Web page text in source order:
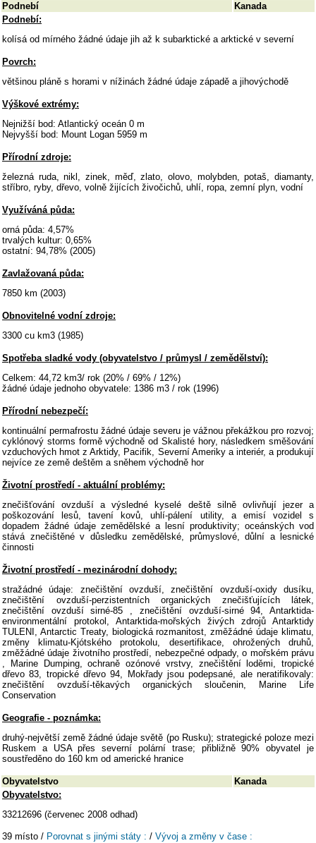
Podnebí
Kanada
Podnebí:
kolísá od mírného žádné údaje jih až k subarktické a arktické v severní
Povrch:
většinou pláně s horami v nížinách žádné údaje západě a jihovýchodě
Výškové extrémy:
Nejnižší bod: Atlantický oceán 0 m
Nejvyšší bod: Mount Logan 5959 m
Přírodní zdroje:
železná ruda, nikl, zinek, měď, zlato, olovo, molybden, potaš, diamanty,
stříbro, ryby, dřevo, volně žijících živočichů, uhlí, ropa, zemní plyn, vodní
Využíváná půda:
orná půda: 4,57%
trvalých kultur: 0,65%
ostatní: 94,78% (2005)
Zavlažovaná půda:
7850 km (2003)
Obnovitelné vodní zdroje:
3300 cu km3 (1985)
Spotřeba sladké vody (obyvatelstvo / průmysl / zemědělství):
Celkem: 44,72 km3/ rok (20% / 69% / 12%)
žádné údaje jednoho obyvatele: 1386 m3 / rok (1996)
Přírodní nebezpečí:
kontinuální permafrostu žádné údaje severu je vážnou překážkou pro rozvoj;
cyklónový storms formě východně od Skalisté hory, následkem směšování
vzduchových hmot z Arktidy, Pacifik, Severní Ameriky a interiér, a produkují
nejvíce ze země deštěm a sněhem východně hor
Životní prostředí - aktuální problémy:
znečišťování ovzduší a výsledné kyselé deště silně ovlivňují jezer a
poškozování lesů, tavení kovů, uhlí-pálení utility, a emisí vozidel s
dopadem žádné údaje zemědělské a lesní produktivity; oceánských vod
stává znečištěné v důsledku zemědělské, průmyslové, důlní a lesnické
činnosti
Životní prostředí - mezinárodní dohody:
stražádné údaje: znečištění ovzduší, znečištění ovzduší-oxidy dusíku,
znečištění ovzduší-perzistentních organických znečišťujících látek,
znečištění ovzduší sirné-85 , znečištění ovzduší-sirné 94, Antarktida-
environmentální protokol, Antarktida-mořských živých zdrojů Antarktidy
TULENI, Antarctic Treaty, biologická rozmanitost, změžádné údaje klimatu,
změny klimatu-Kjótského protokolu, desertifikace, ohrožených druhů,
změžádné údaje životního prostředí, nebezpečné odpady, o mořském právu
, Marine Dumping, ochraně ozónové vrstvy, znečištění loděmi, tropické
dřevo 83, tropické dřevo 94, Mokřady jsou podepsané, ale neratifikovaly:
znečištění ovzduší-těkavých organických sloučenin, Marine Life
Conservation
Geografie - poznámka:
druhý-největší země žádné údaje světě (po Rusku); strategické poloze mezi
Ruskem a USA přes severní polární trase; přibližně 90% obyvatel je
soustředěno do 160 km od americké hranice
Obyvatelstvo
Kanada
Obyvatelstvo:
33212696 (červenec 2008 odhad)
39 místo / Porovnat s jinými státy : / Vývoj a změny v čase :